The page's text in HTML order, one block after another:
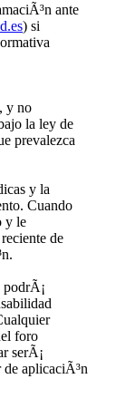
ante
) si
y no
la ley de
prevalezca
y la
Cuando
y le
de
foro
serÃ¡
aplicaciÃ³n